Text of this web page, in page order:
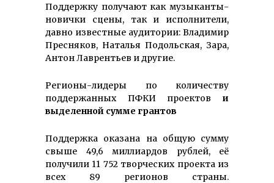
Поддержку получают как музыканты-
новички сцены, так и исполнители,
давно известные аудитории: Владимир
Пресняков, Наталья Подольская, Зара,
Антон Лаврентьев и другие.
Регионы-лидеры по количеству
поддержанных ПФКИ проектов и
выделенной сумме грантов
Поддержка оказана на общую сумму
свыше 49,6 миллиардов рублей, её
получили 11 752 творческих проекта из
всех 89 регионов страны.